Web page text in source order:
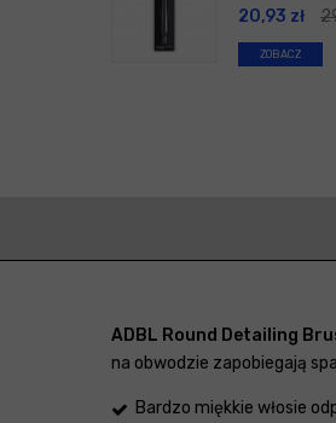
20,93 zł
ZOBACZ
ADBL Round Detailing
na obwodzie zapobiegają
Bardzo miękkie włosie